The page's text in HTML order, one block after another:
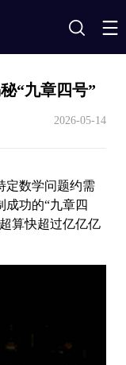
搜
“九章四号”
2026-05-14
定数学问题约需
成功的“九章四
算快超过亿亿亿